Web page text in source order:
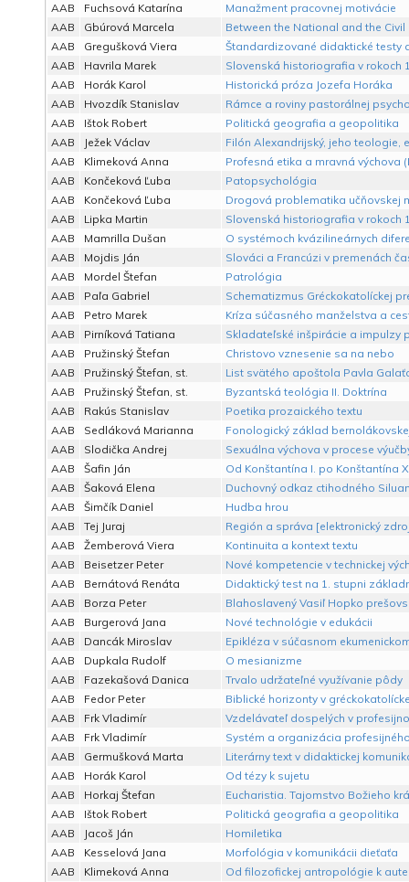
AAB
Fuchsová Katarína
Manažment pracovnej motivácie
AAB
Gbúrová Marcela
Between the National and the Civil
AAB
Gregušková Viera
Štandardizované didaktické
AAB
Havrila Marek
Slovenská historiografia v rokoch
AAB
Horák Karol
Historická próza Jozefa Horáka
AAB
Hvozdík Stanislav
Rámce a roviny pastorálnej
AAB
Ištok Robert
Politická geografia a geopolitika
AAB
Ježek Václav
Filón Alexandrijský, jeho teologie,
AAB
Klimeková Anna
Profesná etika a mravná výchova
AAB
Končeková Ľuba
Patopsychológia
AAB
Končeková Ľuba
Drogová problematika učňovskej
AAB
Lipka Martin
Slovenská historiografia v rokoch
AAB
Mamrilla Dušan
O systémoch kvázilineárnych
AAB
Mojdis Ján
Slováci a Francúzi v premenách
AAB
Mordel Štefan
Patrológia
AAB
Paľa Gabriel
Schematizmus Gréckokatolíckej
AAB
Petro Marek
Kríza súčasného manželstva a
AAB
Pirníková Tatiana
Skladateľské inšpirácie a impulzy
AAB
Pružinský Štefan
Christovo vznesenie sa na nebo
AAB
Pružinský Štefan, st.
List svätého apoštola Pavla
AAB
Pružinský Štefan, st.
Byzantská teológia II. Doktrína
AAB
Rakús Stanislav
Poetika prozaického textu
AAB
Sedláková Marianna
Fonologický základ
AAB
Slodička Andrej
Sexuálna výchova v procese
AAB
Šafin Ján
Od Konštantína I. po Konštantína
AAB
Šaková Elena
Duchovný odkaz ctihodného
AAB
Šimčík Daniel
Hudba hrou
AAB
Tej Juraj
Región a správa [elektronický
AAB
Žemberová Viera
Kontinuita a kontext textu
AAB
Beisetzer Peter
Nové kompetencie v technickej
AAB
Bernátová Renáta
Didaktický test na 1. stupni
AAB
Borza Peter
Blahoslavený Vasiľ Hopko
AAB
Burgerová Jana
Nové technológie v edukácii
AAB
Dancák Miroslav
Epikléza v súčasnom
AAB
Dupkala Rudolf
O mesianizme
AAB
Fazekašová Danica
Trvalo udržateľné využívanie pôdy
AAB
Fedor Peter
Biblické horizonty v
AAB
Frk Vladimír
Vzdelávateľ dospelých v
AAB
Frk Vladimír
Systém a organizácia
AAB
Germušková Marta
Literárny text v didaktickej
AAB
Horák Karol
Od tézy k sujetu
AAB
Horkaj Štefan
Eucharistia. Tajomstvo Božieho
AAB
Ištok Robert
Politická geografia a geopolitika
AAB
Jacoš Ján
Homiletika
AAB
Kesselová Jana
Morfológia v komunikácii dieťaťa
AAB
Klimeková Anna
Od filozofickej antropológie k